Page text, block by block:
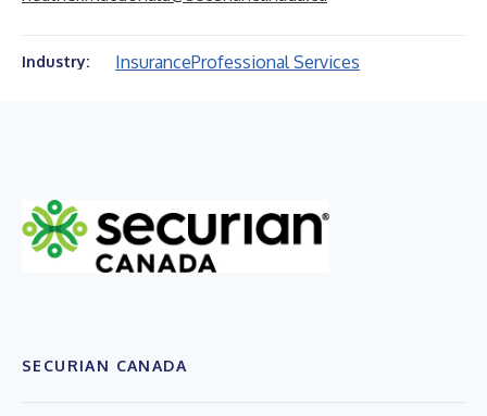
Industry: InsuranceProfessional Services
SECURIAN CANADA